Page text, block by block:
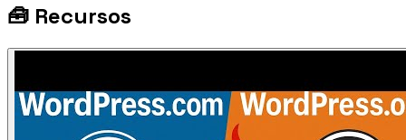
🧰 Recursos